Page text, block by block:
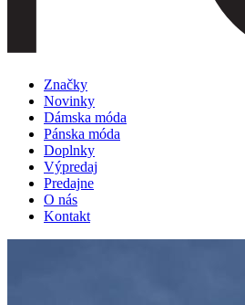
Značky
Novinky
Dámska móda
Pánska móda
Doplnky
Výpredaj
Predajne
O nás
Kontakt